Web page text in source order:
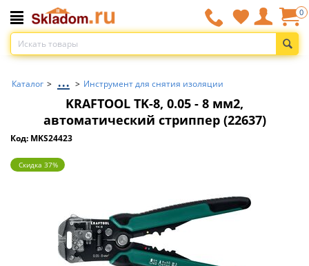
0
Каталог > ... > Инструмент для снятия изоляции
KRAFTOOL TK-8, 0.05 - 8 мм2,
автоматический стриппер (22637)
Код: MKS24423
Скидка 37%